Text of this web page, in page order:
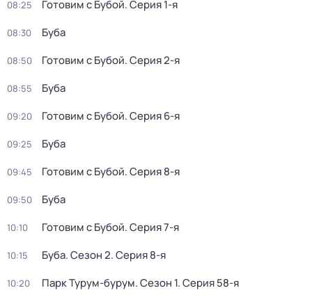
08:25 Готовим с Бубой. Серия 1-я
08:30 Буба
08:50 Готовим с Бубой. Серия 2-я
08:55 Буба
09:20 Готовим с Бубой. Серия 6-я
09:25 Буба
09:45 Готовим с Бубой. Серия 8-я
09:50 Буба
10:10 Готовим с Бубой. Серия 7-я
10:15 Буба. Сезон 2. Серия 8-я
10:20 Парк Турум-бурум. Сезон 1. Серия 58-я